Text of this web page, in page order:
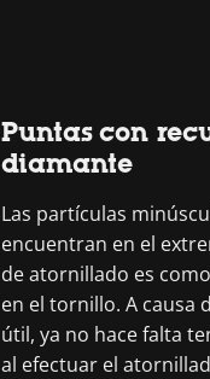
Puntas con
diamante
Las partículas
encuentran en el
de atornillado es
en el tornillo. A causa
útil, ya no hace falta
al efectuar el